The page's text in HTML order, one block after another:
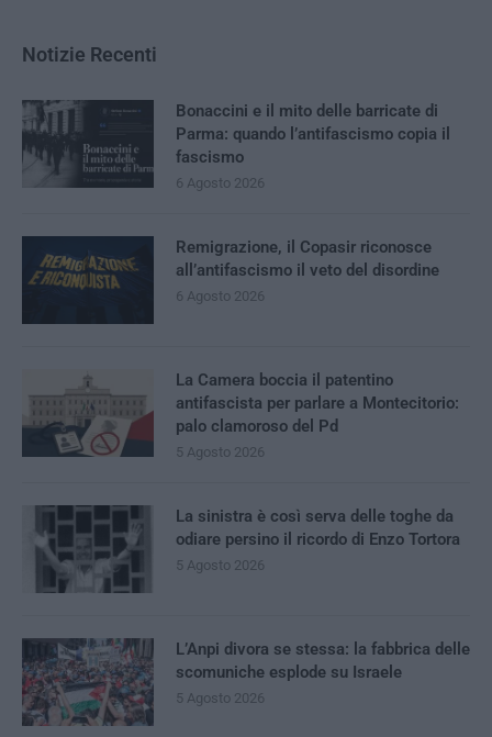
Notizie Recenti
Bonaccini e il mito delle barricate di
Parma: quando l’antifascismo copia il
fascismo
6 Agosto 2026
Remigrazione, il Copasir riconosce
all’antifascismo il veto del disordine
6 Agosto 2026
La Camera boccia il patentino
antifascista per parlare a Montecitorio:
palo clamoroso del Pd
5 Agosto 2026
La sinistra è così serva delle toghe da
odiare persino il ricordo di Enzo Tortora
5 Agosto 2026
L’Anpi divora se stessa: la fabbrica delle
scomuniche esplode su Israele
5 Agosto 2026